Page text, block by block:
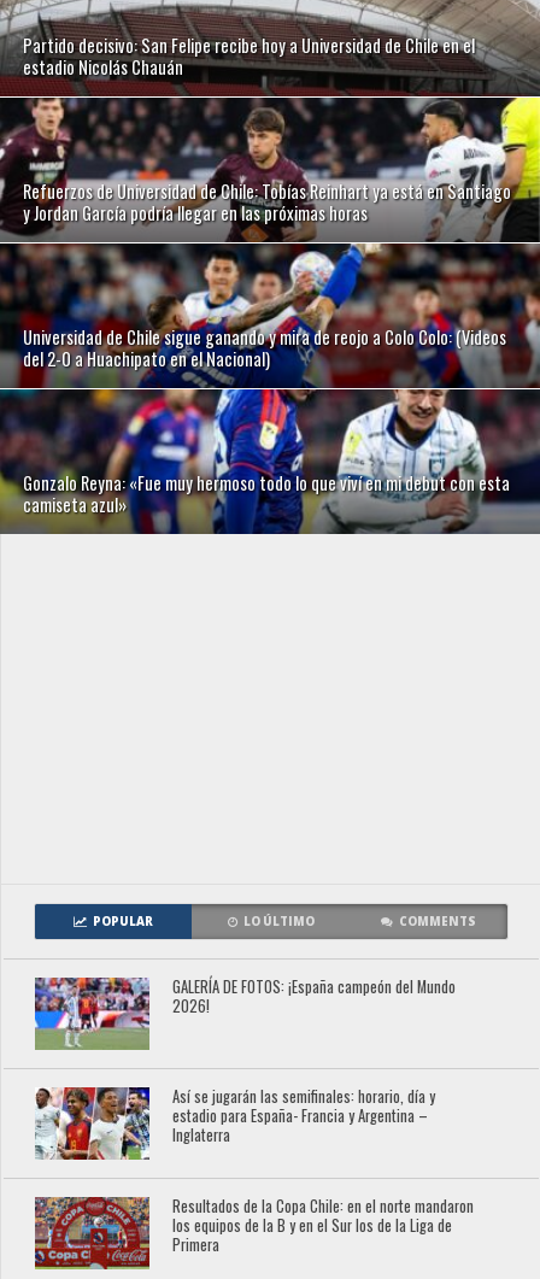
Partido decisivo: San Felipe recibe hoy a Universidad de Chile en el
estadio Nicolás Chauán
Refuerzos de Universidad de Chile: Tobías Reinhart ya está en Santiago
y Jordan García podría llegar en las próximas horas
Universidad de Chile sigue ganando y mira de reojo a Colo Colo: (Videos
del 2-0 a Huachipato en el Nacional)
Gonzalo Reyna: «Fue muy hermoso todo lo que viví en mi debut con esta
camiseta azul»
POPULAR LO ÚLTIMO COMMENTS
GALERÍA DE FOTOS: ¡España campeón del Mundo
2026!
Así se jugarán las semifinales: horario, día y
estadio para España- Francia y Argentina –
Inglaterra
Resultados de la Copa Chile: en el norte mandaron
los equipos de la B y en el Sur los de la Liga de
Primera